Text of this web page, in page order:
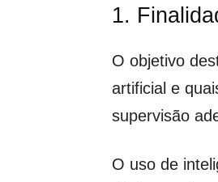
1.
O objetivo
artificial e
supervisão
O uso de